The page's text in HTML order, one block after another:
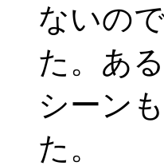
ないの
た。あ
シーン
た。